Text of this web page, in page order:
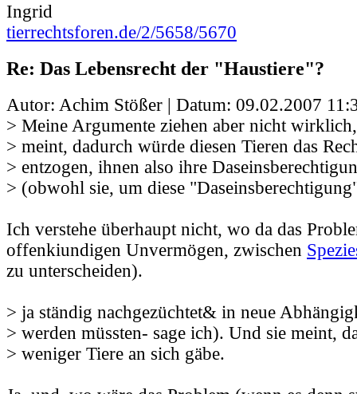
Ingrid
tierrechtsforen.de/2/5658/5670
Re: Das Lebensrecht der "Haustiere"?
Autor: Achim Stößer | Datum: 09.02.2007
> Meine Argumente ziehen aber nicht
> meint, dadurch würde diesen Tieren das
> entzogen, ihnen also ihre
> (obwohl sie, um diese
Ich verstehe überhaupt nicht, wo da das
offenkiundigen Unvermögen, zwischen
zu unterscheiden).
> ja ständig nachgezüchtet& in neue
> werden müssten- sage ich). Und sie meint,
> weniger Tiere an sich gäbe.